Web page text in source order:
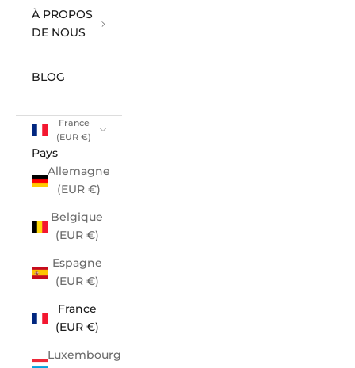
À PROPOS
DE NOUS
BLOG
France
(EUR €)
Pays
Allemagne
(EUR €)
Belgique
(EUR €)
Espagne
(EUR €)
France
(EUR €)
Luxembourg